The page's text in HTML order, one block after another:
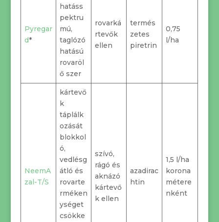
Pyregar
d*
hatáss
pektru
mú,
taglózó
hatású
rovaröl
ő szer
rovarká
rtevők
ellen
termés
zetes
piretrin
0,75
l/ha
NeemA
zal-T/S
kártevő
k
táplálk
ozását
blokkol
ó,
vedlésg
átló és
rovarte
rméken
ységet
csökke
szívó,
rágó és
aknázó
kártevő
k ellen
azadirac
htin
1,5 l/ha
korona
métere
nként